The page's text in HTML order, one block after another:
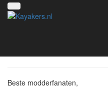
Beste modderfanaten,